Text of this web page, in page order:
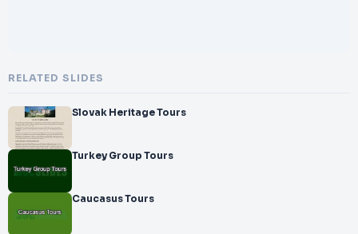
RELATED SLIDES
Slovak Heritage Tours
Turkey Group Tours
Caucasus Tours